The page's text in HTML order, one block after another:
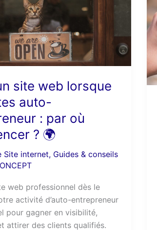
site web lorsque
auto-
: par où
? 🌍
Site internet, Guides & conseils
web professionnel dès le
activité d’auto-entrepreneur
pour gagner en visibilité,
attirer des clients qualifiés.